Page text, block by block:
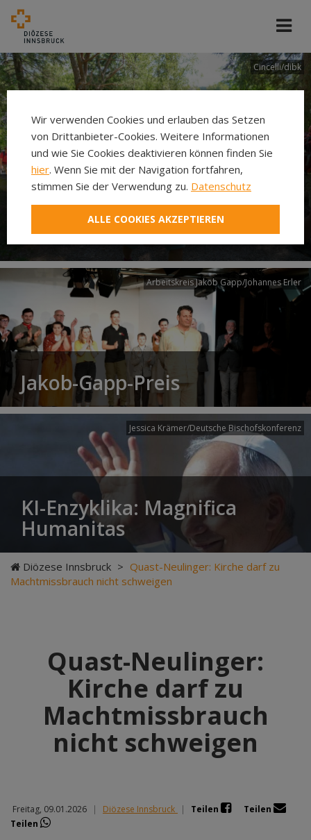
Cincelli/dibk
Neuer Pilgerweg Via
Laudato si’
Arbeitskreis Jakob Gapp/Johannes Erler
Jakob-Gapp-Preis
Jessica Krämer/Deutsche Bischofskonferenz
KI-Enzyklika: Magnifica
Humanitas
Diözese Innsbruck > Quast-Neulinger: Kirche darf zu
Machtmissbrauch nicht schweigen
Quast-Neulinger:
Kirche darf zu
Machtmissbrauch
nicht schweigen
Freitag, 09.01.2026 | Diözese Innsbruck | Teilen
Teilen
Teilen
Wir verwenden Cookies und erlauben das Setzen
von Drittanbieter-Cookies. Weitere Informationen
und wie Sie Cookies deaktivieren können finden Sie
hier. Wenn Sie mit der Navigation fortfahren,
stimmen Sie der Verwendung zu. Datenschutz
ALLE COOKIES AKZEPTIEREN